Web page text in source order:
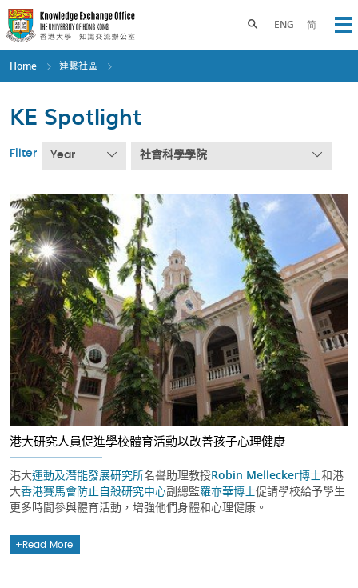
Skip
to
main
content
ENG 简
Toggle search panel
Home 連繫社區
KE Spotlight
Filter Year 社會科學學院
港大研究人員促進學校體育活動以改善孩子心理健康
港大運動及潛能發展研究所名譽助理教授Robin Mellecker博士和港
大香港賽馬會防止自殺研究中心副總監羅亦華博士促請學校給予學生
更多時間參與體育活動，增強他們身體和心理健康。
Read More